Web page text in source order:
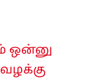
ஒன்னு